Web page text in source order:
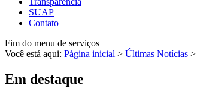
SUAP
Contato
Fim do menu de serviços
Você está aqui: Página inicial > Últimas Notícias >
Em destaque